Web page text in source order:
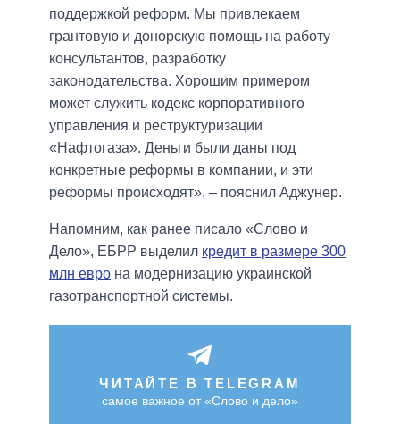
поддержкой реформ. Мы привлекаем
грантовую и донорскую помощь на работу
консультантов, разработку
законодательства. Хорошим примером
может служить кодекс корпоративного
управления и реструктуризации
«Нафтогаза». Деньги были даны под
конкретные реформы в компании, и эти
реформы происходят», – пояснил Аджунер.
Напомним, как ранее писало «Слово и
Дело», ЕБРР выделил кредит в размере 300
млн евро на модернизацию украинской
газотранспортной системы.
ЧИТАЙТЕ В TELEGRAM
самое важное от «Слово и дело»